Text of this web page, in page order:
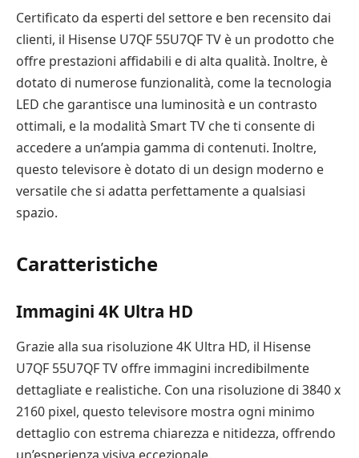
Certificato da esperti del settore e ben recensito dai
clienti, il Hisense U7QF 55U7QF TV è un prodotto che
offre prestazioni affidabili e di alta qualità. Inoltre, è
dotato di numerose funzionalità, come la tecnologia
LED che garantisce una luminosità e un contrasto
ottimali, e la modalità Smart TV che ti consente di
accedere a un’ampia gamma di contenuti. Inoltre,
questo televisore è dotato di un design moderno e
versatile che si adatta perfettamente a qualsiasi
spazio.
Caratteristiche
Immagini 4K Ultra HD
Grazie alla sua risoluzione 4K Ultra HD, il Hisense
U7QF 55U7QF TV offre immagini incredibilmente
dettagliate e realistiche. Con una risoluzione di 3840 x
2160 pixel, questo televisore mostra ogni minimo
dettaglio con estrema chiarezza e nitidezza, offrendo